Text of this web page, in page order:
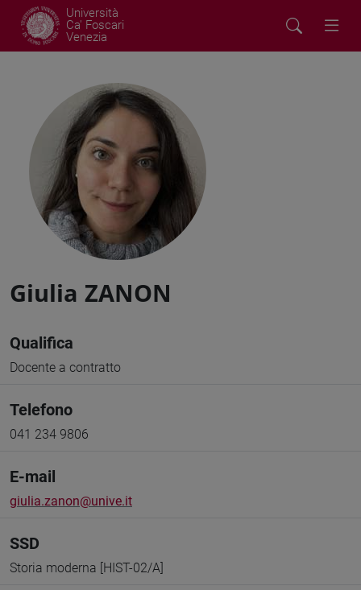
Università
Ca' Foscari
Venezia
Giulia ZANON
Qualifica
Docente a contratto
Telefono
041 234 9806
E-mail
giulia.zanon@unive.it
SSD
Storia moderna [HIST-02/A]